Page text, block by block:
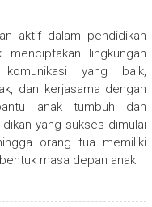
aktif dalam pendidikan
lingkungan
yang baik,
dan kerjasama dengan
anak tumbuh dan
yang sukses dimulai
orang tua memiliki
masa depan anak